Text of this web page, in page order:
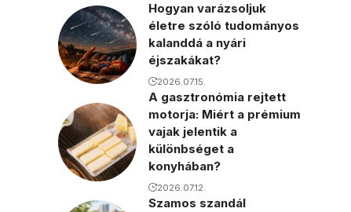
Hogyan varázsoljuk
életre szóló tudományos
kalanddá a nyári
éjszakákat?
2026.07.15.
A gasztronómia rejtett
motorja: Miért a prémium
vajak jelentik a
különbséget a
konyhában?
2026.07.12.
Szamos szandál